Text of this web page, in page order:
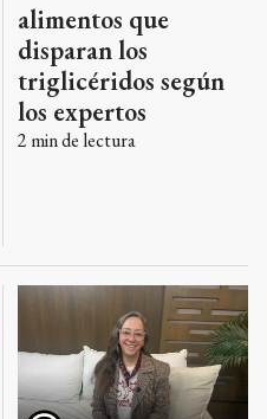
alimentos que
disparan los
triglicéridos según
los expertos
2 min de lectura